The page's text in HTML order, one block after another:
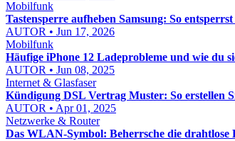
Mobilfunk
Tastensperre aufheben Samsung: So
AUTOR • Jun 17, 2026
Mobilfunk
Häufige iPhone 12 Ladeprobleme und wie du
AUTOR • Jun 08, 2025
Internet & Glasfaser
Kündigung DSL Vertrag Muster: So erstellen
AUTOR • Apr 01, 2025
Netzwerke & Router
Das WLAN-Symbol: Beherrsche die drahtlose